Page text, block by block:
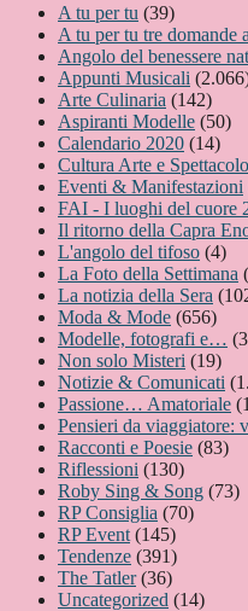
A tu per tu (39)
A tu per tu tre domande
Angolo del benessere
Appunti Musicali
Arte Culinaria (142)
Aspiranti Modelle (50)
Calendario 2020 (14)
Cultura Arte e Spettacolo
Eventi & Manifestazioni
FAI - I luoghi del cuore
Il ritorno della Capra
L'angolo del tifoso (4)
La Foto della Settimana
La notizia della Sera
Moda & Mode (656)
Modelle, fotografi e…
Non solo Misteri (19)
Notizie & Comunicati
Passione… Amatoriale
Pensieri da viaggiatore:
Racconti e Poesie (83)
Riflessioni (130)
Roby Sing & Song (73)
RP Consiglia (70)
RP Event (145)
Tendenze (391)
The Tatler(36)
Uncategorized (14)